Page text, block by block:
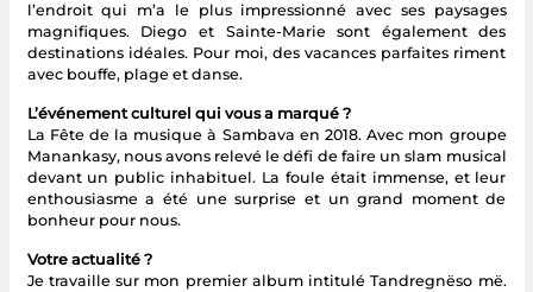
l’endroit qui m’a le plus impressionné avec ses paysages
magnifiques. Diego et Sainte-Marie sont également des
destinations idéales. Pour moi, des vacances parfaites riment
avec bouffe, plage et danse.
L’événement culturel qui vous a marqué ?
La Fête de la musique à Sambava en 2018. Avec mon groupe
Manankasy, nous avons relevé le défi de faire un slam musical
devant un public inhabituel. La foule était immense, et leur
enthousiasme a été une surprise et un grand moment de
bonheur pour nous.
Votre actualité ?
Je travaille sur mon premier album intitulé Tandregnëso më.